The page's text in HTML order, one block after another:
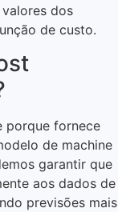
dos
de custo.
porque fornece
de machine
garantir que
aos dados de
previsões mais